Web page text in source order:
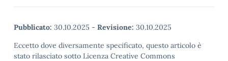
Pubblicato: 30.10.2025 - Revisione: 30.10.2025
Eccetto dove diversamente specificato, questo articolo è
stato rilasciato sotto Licenza Creative Commons